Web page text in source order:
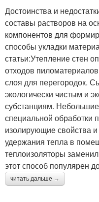
Достоинства и
составы растворов на
компонентов для
способы укладки
статьи:Утепление стен
отходов
слоя для перегородок.
экологически чистым и
субстанциям.
специальной обработки
изолирующие свойства
удержания тепла в
теплоизоляторы
этот способ популярен
читать дальше →